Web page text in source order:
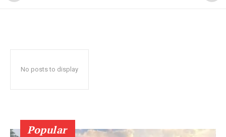
No posts to display
Popular